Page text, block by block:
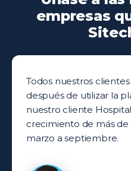
empresas
Todos nuestros
después de utilizar la
nuestro cliente
crecimiento de más de
marzo a septiembre.